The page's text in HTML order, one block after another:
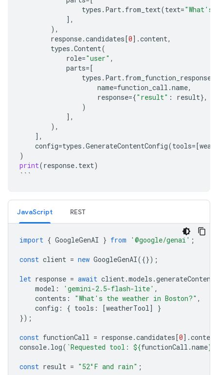
types . Part. from_text(text="What's
],
),
response.candidates[0] .content,
types .Content(
role="user" ,
parts=[
types . Part. from_function_response
name=function_call .name,
response={"result" : result},
)
],
),
],
config=types .GenerateContentConfig(tools=[
)
print(response. text)
```
JavaScript REST
import { GoogleGenAI } from '@google/genai' ;
const client = new GoogleGenAI({});
let response = await client.models .generateContent
model : 'gemini-2.5-flash-lite' ,
contents : "What's the weather in Boston?" ,
config : { tools : [weatherTool]
}
});
const functionCall = response.candidates[0].content
console. log( `Requested tool: ${functionCall .name}
const result = "52°F and rain" ;